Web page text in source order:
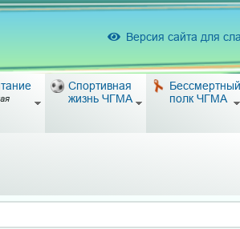
Версия сайта для
Спортивная
жизнь ЧГМА
Бессмертный
полк ЧГМА